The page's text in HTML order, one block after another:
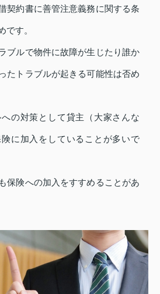
契約書に善管注意義務に関する条
です。
ブルで物件に故障が生じたり誰か
たトラブルが起きる可能性は否め
の対策として貸主（大家さんな
に加入をしていることが多いで
保険への加入をすすめることがあ